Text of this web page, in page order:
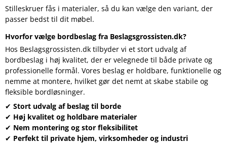
Stilleskruer fås i materialer, så du kan vælge den variant, der
passer bedst til dit møbel.
Hvorfor vælge bordbeslag fra Beslagsgrossisten.dk?
Hos Beslagsgrossisten.dk tilbyder vi et stort udvalg af
bordbeslag i høj kvalitet, der er velegnede til både private og
professionelle formål. Vores beslag er holdbare, funktionelle og
nemme at montere, hvilket gør det nemt at skabe stabile og
fleksible bordløsninger.
✔ Stort udvalg af beslag til borde
✔ Høj kvalitet og holdbare materialer
✔ Nem montering og stor fleksibilitet
✔ Perfekt til private hjem, virksomheder og industri